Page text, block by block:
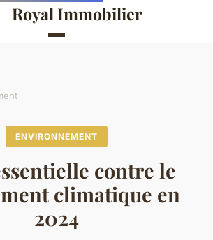
Royal Immobilier
ENVIRONNEMENT
contre le
climatique en
2024